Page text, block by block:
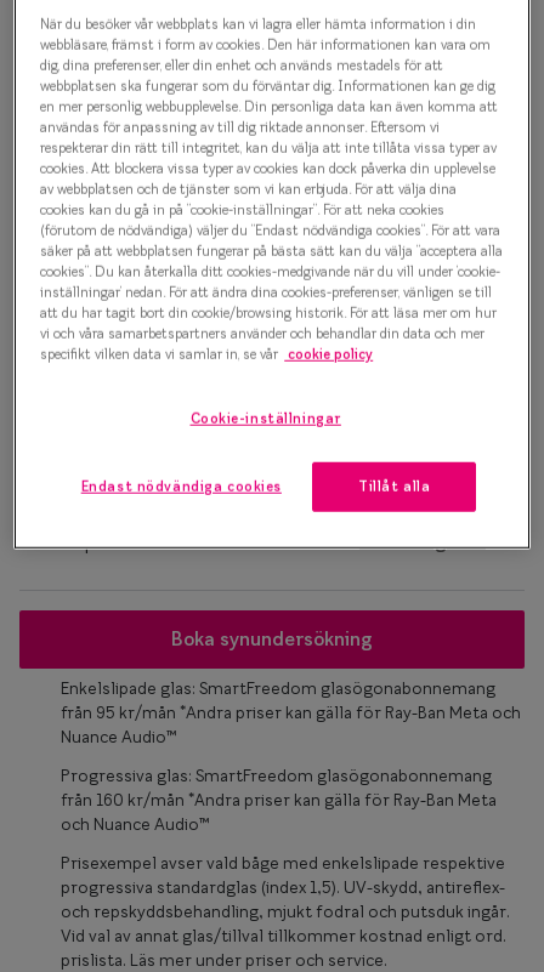
Taberg
Trender
Pure form 0IY3065 C02
Glasögonbåge
500 kr
Välj färg:
Brun
127-137 mm
Osäker på vilken storlek du har? Se vår Storleksguide
Boka synundersökning
Enkelslipade glas: SmartFreedom glasögonabonnemang
från 95 kr/mån *Andra priser kan gälla för Ray-Ban Meta och
Nuance Audio™
Progressiva glas: SmartFreedom glasögonabonnemang
från 160 kr/mån *Andra priser kan gälla för Ray-Ban Meta
och Nuance Audio™
Prisexempel avser vald båge med enkelslipade respektive
progressiva standardglas (index 1,5). UV-skydd, antireflex-
och repskyddsbehandling, mjukt fodral och putsduk ingår.
Vid val av annat glas/tillval tillkommer kostnad enligt ord.
prislista. Läs mer under priser och service.
När du besöker vår webbplats kan vi lagra eller hämta information i din
webbläsare, främst i form av cookies. Den här informationen kan vara om
dig, dina preferenser, eller din enhet och används mestadels för att
webbplatsen ska fungerar som du förväntar dig. Informationen kan ge dig
en mer personlig webbupplevelse. Din personliga data kan även komma att
användas för anpassning av till dig riktade annonser. Eftersom vi
respekterar din rätt till integritet, kan du välja att inte tillåta vissa typer av
cookies. Att blockera vissa typer av cookies kan dock påverka din upplevelse
av webbplatsen och de tjänster som vi kan erbjuda. För att välja dina
cookies kan du gå in på ”cookie-inställningar”. För att neka cookies
(förutom de nödvändiga) väljer du ”Endast nödvändiga cookies”. För att vara
säker på att webbplatsen fungerar på bästa sätt kan du välja ”acceptera alla
cookies”. Du kan återkalla ditt cookies-medgivande när du vill under ’cookie-
inställningar’ nedan. För att ändra dina cookies-preferenser, vänligen se till
att du har tagit bort din cookie/browsing historik. För att läsa mer om hur
vi och våra samarbetspartners använder och behandlar din data och mer
specifikt vilken data vi samlar in, se vår cookie policy
Cookie-inställningar
Endast nödvändiga cookies Tillåt alla